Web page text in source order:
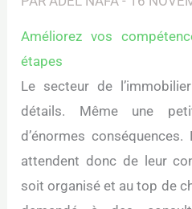
Améliorez vos
étapes
Le secteur de
détails. Même une
d’énormes
attendent donc de leur
soit organisé et au top de